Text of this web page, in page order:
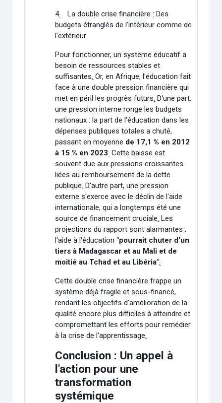
4.
La double crise financière : Des
budgets étranglés de l'intérieur comme de
l'extérieur
Pour fonctionner, un système éducatif a
besoin de ressources stables et
suffisantes. Or, en Afrique, l'éducation fait
face à une double pression financière qui
met en péril les progrès futurs. D'une part,
une pression interne ronge les budgets
nationaux : la part de l'éducation dans les
dépenses publiques totales a chuté,
passant en moyenne de 17,1 % en 2012
à 15 % en 2023. Cette baisse est
souvent due aux pressions croissantes
liées au remboursement de la dette
publique. D'autre part, une pression
externe s'exerce avec le déclin de l'aide
internationale, qui a longtemps été une
source de financement cruciale. Les
projections du rapport sont alarmantes :
l'aide à l'éducation"pourrait chuter d'un
tiers à Madagascar et au Mali et de
moitié au Tchad et au Libéria".
Cette double crise financière frappe un
système déjà fragile et sous-financé,
rendant les objectifs d'amélioration de la
qualité encore plus difficiles à atteindre et
compromettant les efforts pour remédier
à la crise de l'apprentissage.
Conclusion : Un appel à
l'action pour une
transformation
systémique